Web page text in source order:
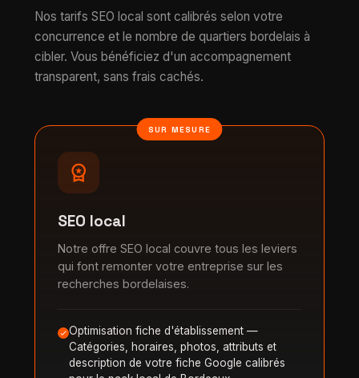
Nos tarifs SEO local sont calibrés selon votre
concurrence et le nombre de quartiers bordelais à
cibler. Vous bénéficiez d'un accompagnement
transparent, sans frais cachés.
SUR MESURE
workspace_premium
SEO local
Notre offre SEO local couvre tous les leviers
qui font remonter votre entreprise sur les
recherches bordelaises.
Optimisation fiche d'établissement —
Catégories, horaires, photos, attributs et
description de votre fiche Google calibrés